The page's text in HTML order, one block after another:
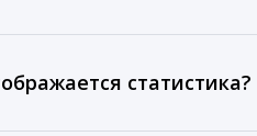
показываем лучшие посты
статистика?